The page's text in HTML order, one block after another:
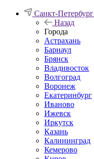
Санкт-Петербург
Назад
Города
Астрахань
Барнаул
Брянск
Владивосток
Волгоград
Воронеж
Екатеринбург
Иваново
Ижевск
Иркутск
Казань
Калининград
Кемерово